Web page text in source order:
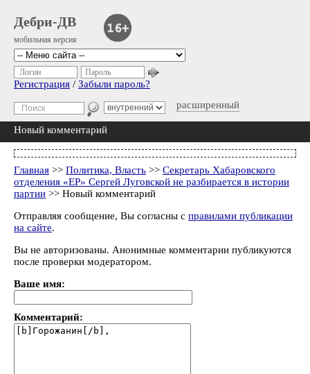
Дебри-ДВ
мобильная версия
расширенный
Логин Пароль
Регистрация / Забыли пароль?
Новый комментарий
Главная >> Политика, Власть >> Секретарь Хабаровского
отделения «ЕР» Сергей Луговской не разбирается в истории
партии >> Новый комментарий
Отправляя сообщение, Вы согласны с правилами публикации
на сайте.
Вы не авторизованы. Анонимные комментарии публикуются
после проверки модератором.
Ваше имя:
Комментарий: